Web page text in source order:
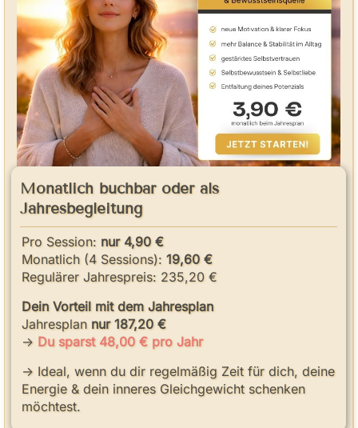
Monatlich buchbar oder als
Jahresbegleitung
Pro Session: nur 4,90 €
Monatlich (4 Sessions): 19,60 €
Regulärer Jahrespreis: 235,20 €
Dein Vorteil mit dem Jahresplan
Jahresplan nur 187,20 €
-> Du sparst 48,00 € pro Jahr
-> Ideal, wenn du dir regelmäßig Zeit für dich, deine
Energie & dein inneres Gleichgewicht schenken
möchtest.